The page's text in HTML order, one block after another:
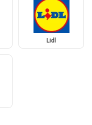
Lidl